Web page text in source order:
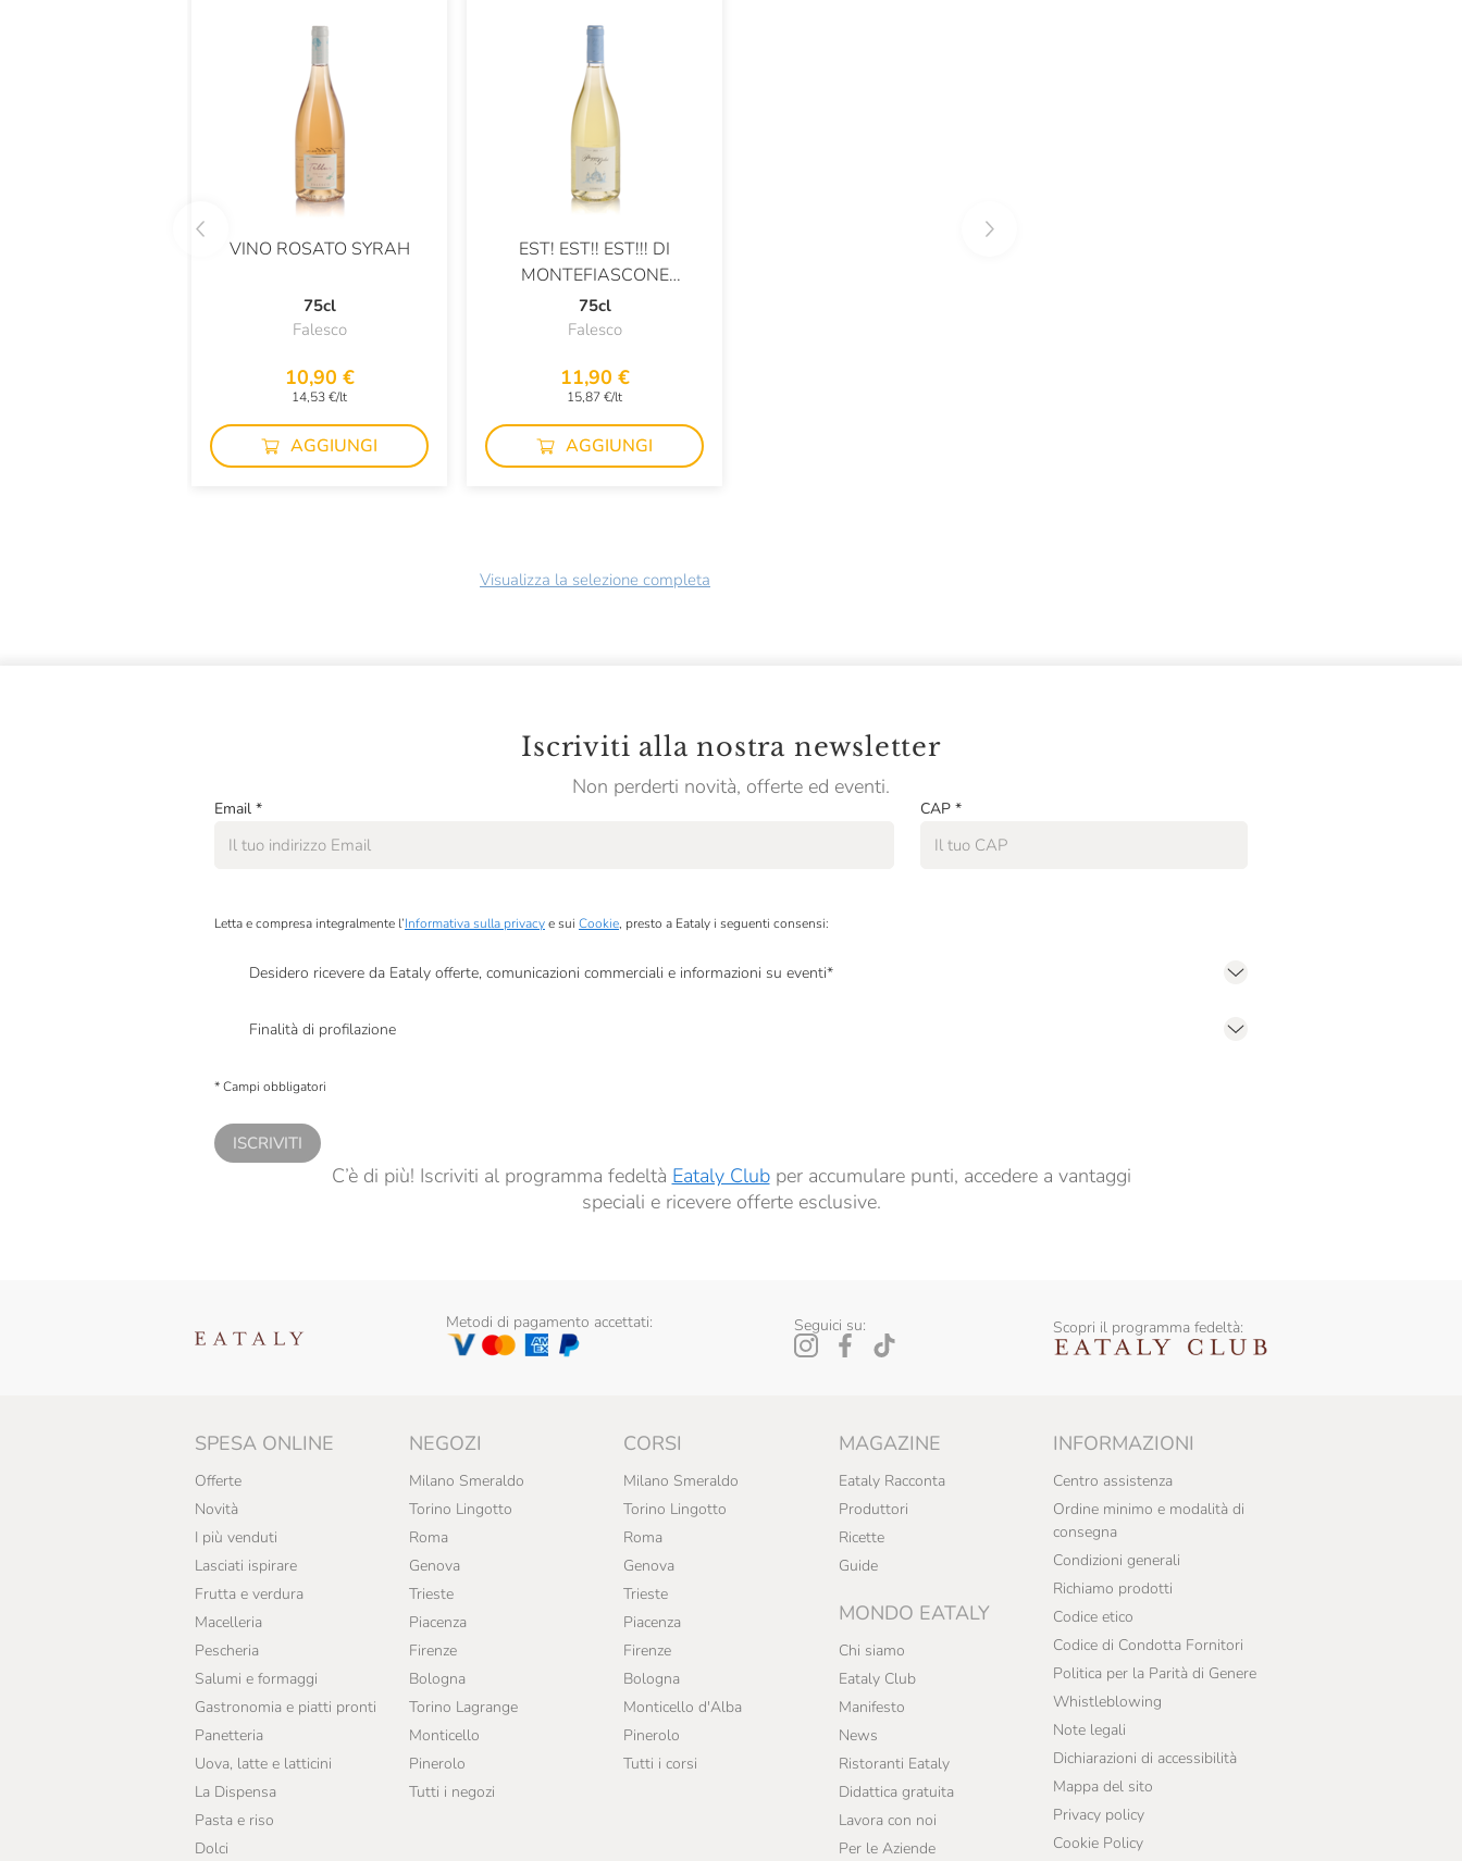
VINO ROSATO SYRAH
75cl
Falesco
10,90 €
14,53 €/lt
AGGIUNGI
EST! EST!! EST!!! DI
MONTEFIASCONE
CLASSICO - DOP
75cl
Falesco
11,90 €
15,87 €/lt
AGGIUNGI
Visualizza la selezione completa
Iscriviti alla nostra newsletter
Non perderti novità, offerte ed eventi.
Email * CAP *
Letta e compresa integralmente l’Informativa sulla privacye sui Cookie, presto a Eataly i seguenti consensi:
Desidero ricevere da Eataly offerte, comunicazioni commerciali e informazioni su eventi*
Finalità di profilazione
* Campi obbligatori
ISCRIVITI
C’è di più! Iscriviti al programma fedeltà Eataly Clubper accumulare punti, accedere a vantaggi
speciali e ricevere offerte esclusive.
Metodi di pagamento accettati: Seguici su: Scopri il programma fedeltà:
SPESA ONLINE
Offerte
Novità
I più venduti
Lasciati ispirare
Frutta e verdura
Macelleria
Pescheria
Salumi e formaggi
Gastronomia e piatti pronti
Panetteria
Uova, latte e latticini
La Dispensa
Pasta e riso
Dolci
NEGOZI
Milano Smeraldo
Torino Lingotto
Roma
Genova
Trieste
Piacenza
Firenze
Bologna
Torino Lagrange
Monticello
Pinerolo
Tutti i negozi
CORSI
Milano Smeraldo
Torino Lingotto
Roma
Genova
Trieste
Piacenza
Firenze
Bologna
Monticello d'Alba
Pinerolo
Tutti i corsi
MAGAZINE
Eataly Racconta
Produttori
Ricette
Guide
MONDO EATALY
Chi siamo
Eataly Club
Manifesto
News
Ristoranti Eataly
Didattica gratuita
Lavora con noi
Per le Aziende
INFORMAZIONI
Centro assistenza
Ordine minimo e modalità di
consegna
Condizioni generali
Richiamo prodotti
Codice etico
Codice di Condotta Fornitori
Politica per la Parità di Genere
Whistleblowing
Note legali
Dichiarazioni di accessibilità
Mappa del sito
Privacy policy
Cookie Policy